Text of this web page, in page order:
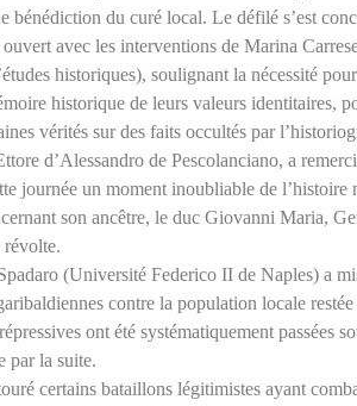
bénédiction du curé local. Le défilé s’est
ouvert avec les interventions de Marina
historiques), soulignant la nécessité
historique de leurs valeurs identitaires,
vérités sur des faits occultés par
d’Alessandro de Pescolanciano, a
journée un moment inoubliable de l’histoire
son ancêtre, le duc Giovanni Maria,
révolte.
(Université Federico II de Naples) a
contre la population locale
ont été systématiquement passées
par la suite.
certains bataillons légitimistes ayant